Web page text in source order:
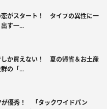
恋がスタート！ タイプの異性に一
す一...
しか買えない！ 夏の帰省＆お土産
の「...
が優秀！ 「タックワイドパン